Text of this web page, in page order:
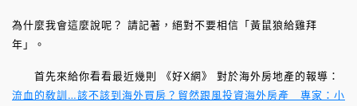
為什麼我會這麼說呢？ 請記著，絕對不要相信「黃鼠狼給雞拜
年」。
首先來給你看看最近幾則 《好X網》 對於海外房地產的報導：
流血的敎訓…該不該到海外買房？ 貿然跟風投資海外房產 專家：小